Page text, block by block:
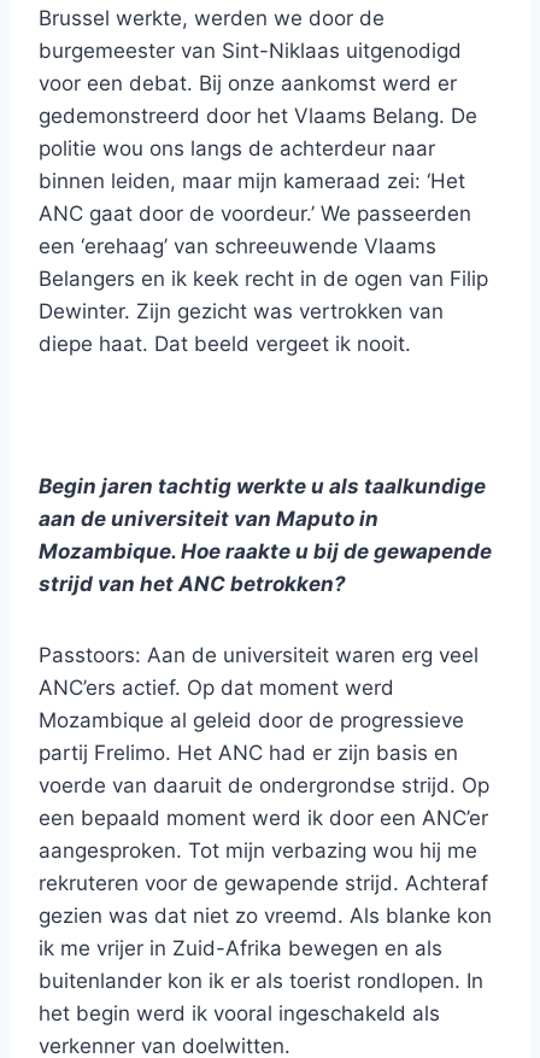
Brussel werkte, werden we door de
burgemeester van Sint-Niklaas uitgenodigd
voor een debat. Bij onze aankomst werd er
gedemonstreerd door het Vlaams Belang. De
politie wou ons langs de achterdeur naar
binnen leiden, maar mijn kameraad zei: ‘Het
ANC gaat door de voordeur.’ We passeerden
een ‘erehaag’ van schreeuwende Vlaams
Belangers en ik keek recht in de ogen van Filip
Dewinter. Zijn gezicht was vertrokken van
diepe haat. Dat beeld vergeet ik nooit.
Begin jaren tachtig werkte u als taalkundige
aan de universiteit van Maputo in
Mozambique. Hoe raakte u bij de gewapende
strijd van het ANC betrokken?
Passtoors: Aan de universiteit waren erg veel
ANC’ers actief. Op dat moment werd
Mozambique al geleid door de progressieve
partij Frelimo. Het ANC had er zijn basis en
voerde van daaruit de ondergrondse strijd. Op
een bepaald moment werd ik door een ANC’er
aangesproken. Tot mijn verbazing wou hij me
rekruteren voor de gewapende strijd. Achteraf
gezien was dat niet zo vreemd. Als blanke kon
ik me vrijer in Zuid-Afrika bewegen en als
buitenlander kon ik er als toerist rondlopen. In
het begin werd ik vooral ingeschakeld als
verkenner van doelwitten.